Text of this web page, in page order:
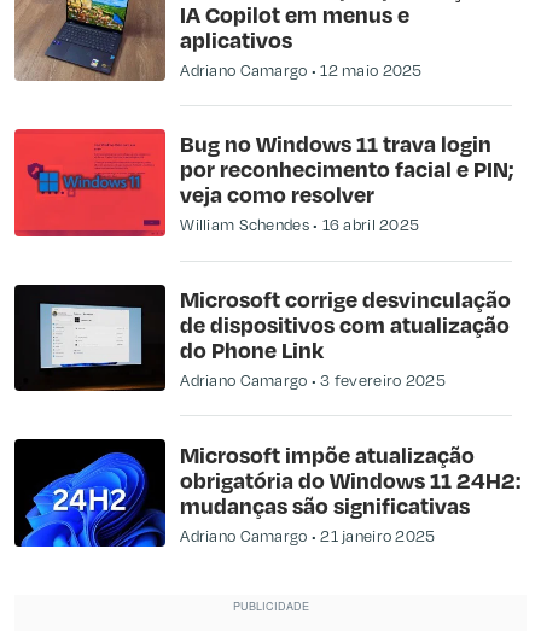
IA Copilot em menus e
aplicativos
Adriano Camargo 12 maio 2025
Bug no Windows 11 trava login
por reconhecimento facial e PIN;
veja como resolver
William Schendes 16 abril 2025
Microsoft corrige desvinculação
de dispositivos com atualização
do Phone Link
Adriano Camargo 3 fevereiro 2025
Microsoft impõe atualização
obrigatória do Windows 11 24H2:
mudanças são significativas
Adriano Camargo 21 janeiro 2025